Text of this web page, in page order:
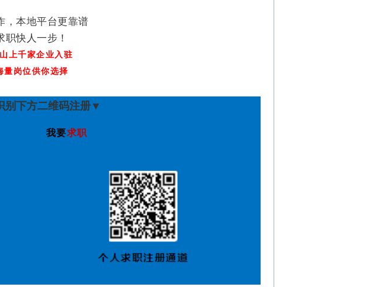
，本地平台更靠谱
职快人一步！
上千家企业入驻
量岗位供你选择
别下方二维码注册▼
我要求职